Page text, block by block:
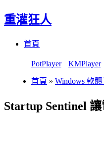
重灌狂人
首頁
PotPlayer KMPlayer
首頁 » Windows 軟
Startup Sentinel